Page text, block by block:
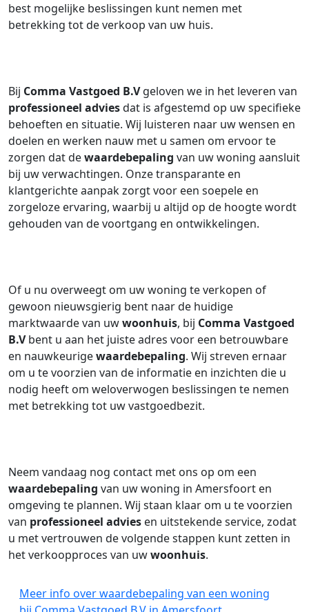
best mogelijke beslissingen kunt nemen met
betrekking tot de verkoop van uw huis.
Bij Comma Vastgoed B.Vgeloven we in het leveren van
professioneel adviesdat is afgestemd op uw specifieke
behoeften en situatie. Wij luisteren naar uw wensen en
doelen en werken nauw met u samen om ervoor te
zorgen dat dewaardebepaling van uw woning aansluit
bij uw verwachtingen. Onze transparante en
klantgerichte aanpak zorgt voor een soepele en
zorgeloze ervaring, waarbij u altijd op de hoogte wordt
gehouden van de voortgang en ontwikkelingen.
Of u nu overweegt om uw woning te verkopen of
gewoon nieuwsgierig bent naar de huidige
marktwaarde van uwwoonhuis, bij Comma Vastgoed
B.Vbent u aan het juiste adres voor een betrouwbare
en nauwkeurigewaardebepaling. Wij streven ernaar
om u te voorzien van de informatie en inzichten die u
nodig heeft om weloverwogen beslissingen te nemen
met betrekking tot uw vastgoedbezit.
Neem vandaag nog contact met ons op om een
waardebepaling van uw woning in Amersfoort en
omgeving te plannen. Wij staan klaar om u te voorzien
van professioneel advies en uitstekende service, zodat
u met vertrouwen de volgende stappen kunt zetten in
het verkoopproces van uwwoonhuis.
Meer info over waardebepaling van een woning